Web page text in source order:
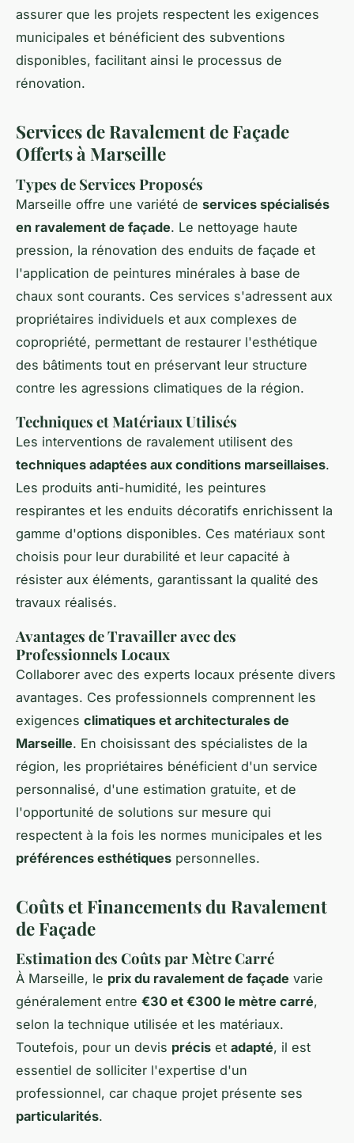
assurer que les projets respectent les exigences
municipales et bénéficient des subventions
disponibles, facilitant ainsi le processus de
rénovation.
Services de Ravalement de Façade
Offerts à Marseille
Types de Services Proposés
Marseille offre une variété de services spécialisés
en ravalement de façade. Le nettoyage haute
pression, la rénovation des enduits de façade et
l'application de peintures minérales à base de
chaux sont courants. Ces services s'adressent aux
propriétaires individuels et aux complexes de
copropriété, permettant de restaurer l'esthétique
des bâtiments tout en préservant leur structure
contre les agressions climatiques de la région.
Techniques et Matériaux Utilisés
Les interventions de ravalement utilisent des
techniques adaptées aux conditions marseillaises.
Les produits anti-humidité, les peintures
respirantes et les enduits décoratifs enrichissent la
gamme d'options disponibles. Ces matériaux sont
choisis pour leur durabilité et leur capacité à
résister aux éléments, garantissant la qualité des
travaux réalisés.
Avantages de Travailler avec des
Professionnels Locaux
Collaborer avec des experts locaux présente divers
avantages. Ces professionnels comprennent les
exigences climatiques et architecturales de
Marseille. En choisissant des spécialistes de la
région, les propriétaires bénéficient d'un service
personnalisé, d'une estimation gratuite, et de
l'opportunité de solutions sur mesure qui
respectent à la fois les normes municipales et les
préférences esthétiques personnelles.
Coûts et Financements du Ravalement
de Façade
Estimation des Coûts par Mètre Carré
À Marseille, le prix du ravalement de façade varie
généralement entre €30 et €300 le mètre carré,
selon la technique utilisée et les matériaux.
Toutefois, pour un devis précis et adapté, il est
essentiel de solliciter l'expertise d'un
professionnel, car chaque projet présente ses
particularités.